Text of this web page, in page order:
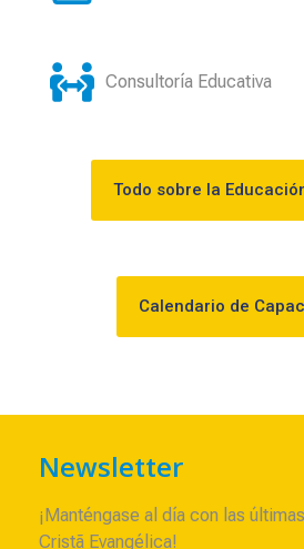
Consultoría Educativa
Todo sobre la
Calendario de
Newsletter
¡Manténgase al día con las
Cristã Evangélica!